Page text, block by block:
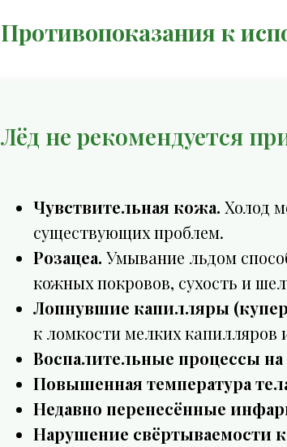
Противопоказания к
Лёд не рекомендуется
Чувствительная кожа. Холод
существующих проблем.
Розацеа. Умывание льдом
кожных покровов, сухость и
Лопнувшие капилляры
к ломкости мелких капилляров
Воспалительные процессы
Повышенная температура
Недавно перенесённые
Нарушение свёртываемости